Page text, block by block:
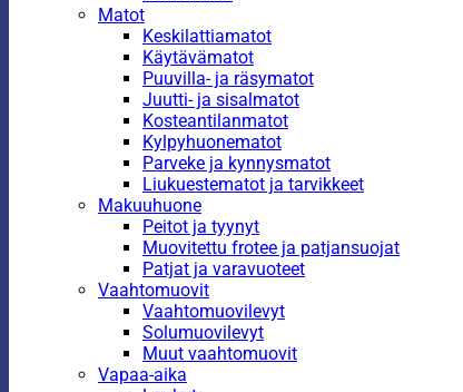
Matot
Keskilattiamatot
Käytävämatot
Puuvilla- ja räsymatot
Juutti- ja sisalmatot
Kosteantilanmatot
Kylpyhuonematot
Parveke ja kynnysmatot
Liukuestematot ja tarvikkeet
Makuuhuone
Peitot ja tyynyt
Muovitettu frotee ja patjansuojat
Patjat ja varavuoteet
Vaahtomuovit
Vaahtomuovilevyt
Solumuovilevyt
Muut vaahtomuovit
Vapaa-aika